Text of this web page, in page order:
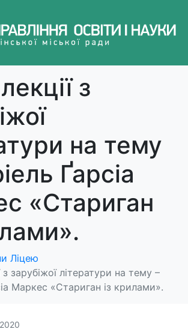
з
на тему
Ґарсіа
«Стариган
Ліцею
з зарубіжої літератури на тему –
Маркес «Стариган із крилами».